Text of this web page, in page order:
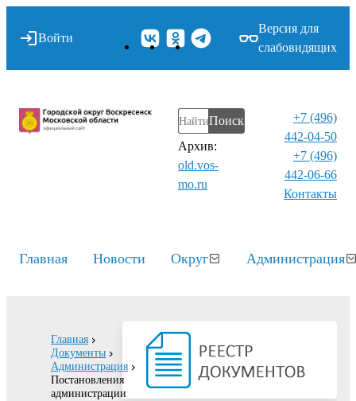
Войти
Версия для
слабовидящих
Поиск
Архив:
old.vos-
mo.ru
+7 (496)
442-04-50
+7 (496)
442-06-66
Контакты⁠
Главная Новости Округ Администрация
Главная
Документы
Администрация
Постановления
администрации